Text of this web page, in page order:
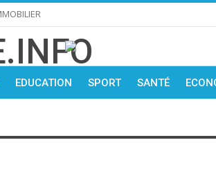
EDUCATION SPORT SANTÉ